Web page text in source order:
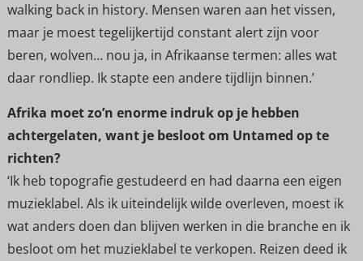
walking back in history. Mensen waren aan het vissen,
maar je moest tegelijkertijd constant alert zijn voor
beren, wolven… nou ja, in Afrikaanse termen: alles wat
daar rondliep. Ik stapte een andere tijdlijn binnen.’
Afrika moet zo’n enorme indruk op je hebben
achtergelaten, want je besloot om Untamed op te
richten?
‘Ik heb topografie gestudeerd en had daarna een eigen
muzieklabel. Als ik uiteindelijk wilde overleven, moest ik
wat anders doen dan blijven werken in die branche en ik
besloot om het muzieklabel te verkopen. Reizen deed ik